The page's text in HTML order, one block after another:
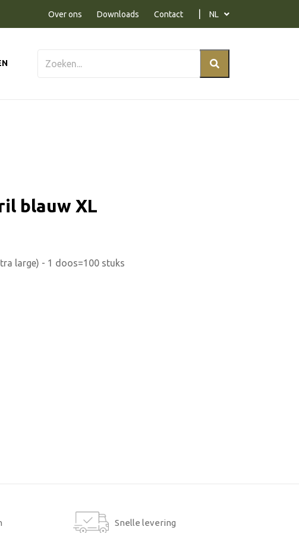
Over ons Downloads Contact NL
blauw XL
large) - 1 doos=100 stuks
Snelle levering